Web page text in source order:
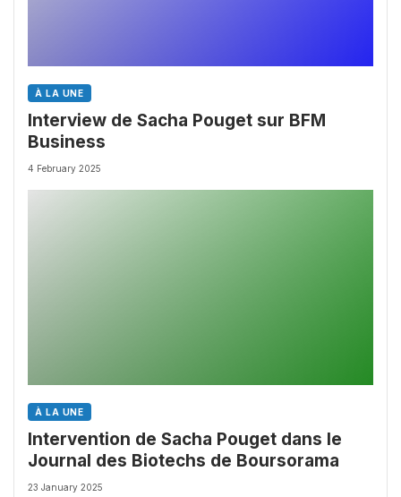
À LA UNE
Interview de Sacha Pouget sur BFM
Business
4 February 2025
À LA UNE
Intervention de Sacha Pouget dans le
Journal des Biotechs de Boursorama
23 January 2025